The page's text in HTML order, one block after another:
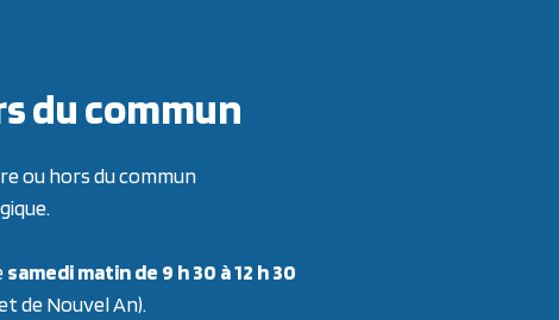
du commun
ou hors du commun
samedi matin de 9 h 30 à 12 h 30
de Nouvel An).